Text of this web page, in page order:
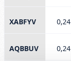
XABFYV 0,24
AQBBUV 0,24